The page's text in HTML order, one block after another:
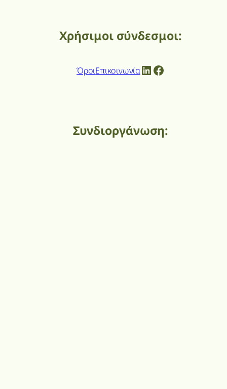
Χρήσιμοι σύνδεσμοι:
ΌροιΕπικοινωνίαLinkedIn
Facebook
Συνδιοργάνωση: